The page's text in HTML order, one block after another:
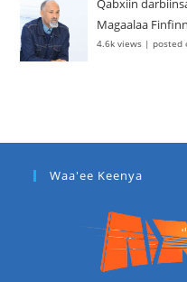
Qabxiin
Magaalaa
4.6k views |posted
Waa'ee Keenya